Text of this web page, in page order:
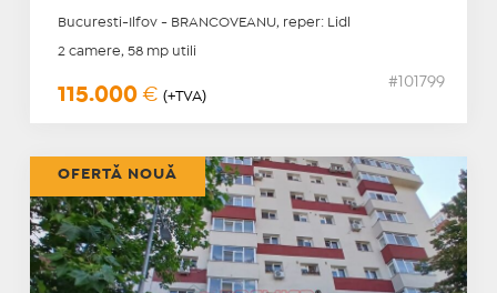
Bucuresti-Ilfov - BRANCOVEANU, reper: Lidl
2 camere, 58 mp utili
115.000 € (+TVA)
#101799
OFERTĂ NOUĂ